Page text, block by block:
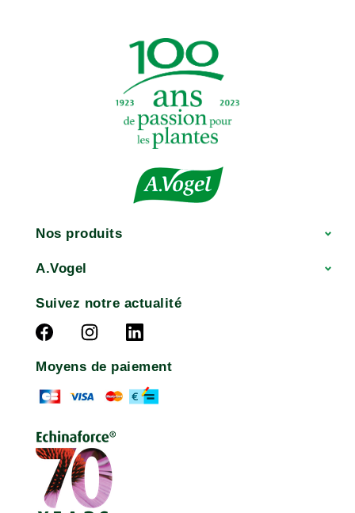
Nos produits
A.Vogel
Suivez notre actualité
Moyens de paiement